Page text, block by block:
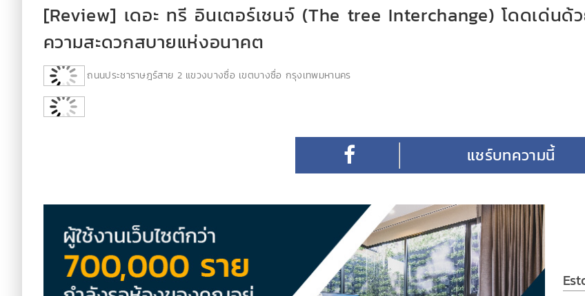
[Review] เดอะ ทรี อินเตอร์เชนจ์ (The tree Interchange) โดดเด่นด้
ความสะดวกสบายแห่งอนาคต
ถนนประชาราษฎร์สาย 2 แขวงบางซื่อ เขตบางซื่อ กรุงเทพมหานคร